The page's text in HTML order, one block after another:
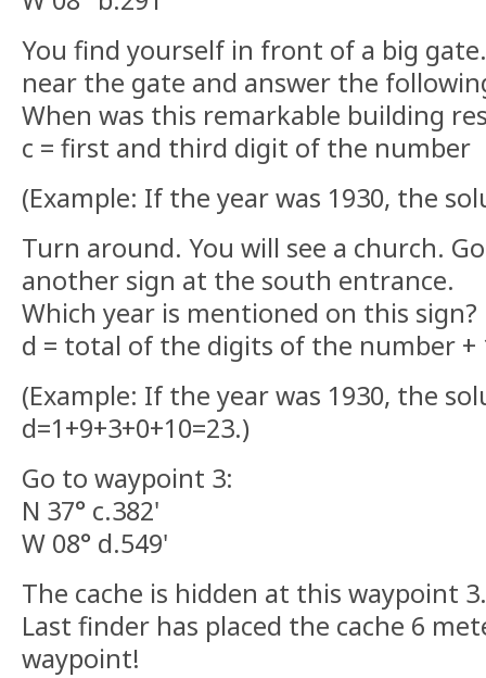
You find yourself in front of a big
near the gate and answer the
When was this remarkable building
c = first and third digit of the number
(Example: If the year was 1930, the
Turn around. You will see a church.
another sign at the south entrance.
Which year is mentioned on this sign?
d = total of the digits of the number +
(Example: If the year was 1930, the
d=1+9+3+0+10=23.)
Go to waypoint 3:
N 37° c.382'
W 08° d.549'
The cache is hidden at this waypoint
Last finder has placed the cache 6
waypoint!